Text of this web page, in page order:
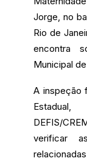
Jorge, no
Rio de
encontra
Municipal
A inspeção
DEFIS/
verificar